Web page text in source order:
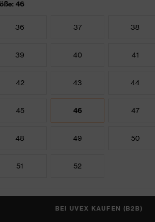
46
36 37 38
39 40 41
42 43 44
45 46 47
48 49 50
51 52
BEI UVEX KAUFEN (B2B)